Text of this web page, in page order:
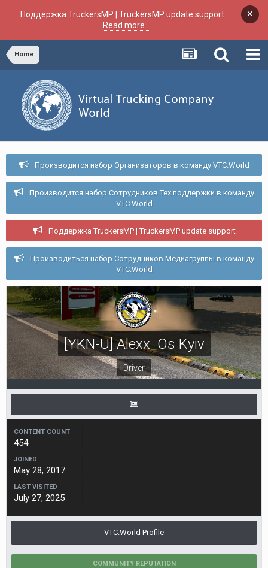
Поддержка TruckersMP | TruckersMP update support
Read more...
×
Home
Производится набор Организаторов в команду VTC.World
Производится набор Сотрудников Тех.поддержки в команду
VTC.World
Поддержка TruckersMP | TruckersMP update support
Производиться набор Сотрудников Медиагруппы в команду
VTC.World
[YKN-U] Alexx_Os Kyiv
Driver
CONTENT COUNT
454
JOINED
May 28, 2017
LAST VISITED
July 27, 2025
VTC.World Profile
COMMUNITY REPUTATION